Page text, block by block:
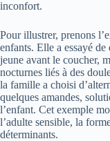
inconfort.
Pour illustrer, prenons
enfants. Elle a essayé
jeune avant le coucher,
nocturnes liés à des
la famille a choisi
quelques amandes,
l’enfant. Cet exemple
l’adulte sensible, la
déterminants.